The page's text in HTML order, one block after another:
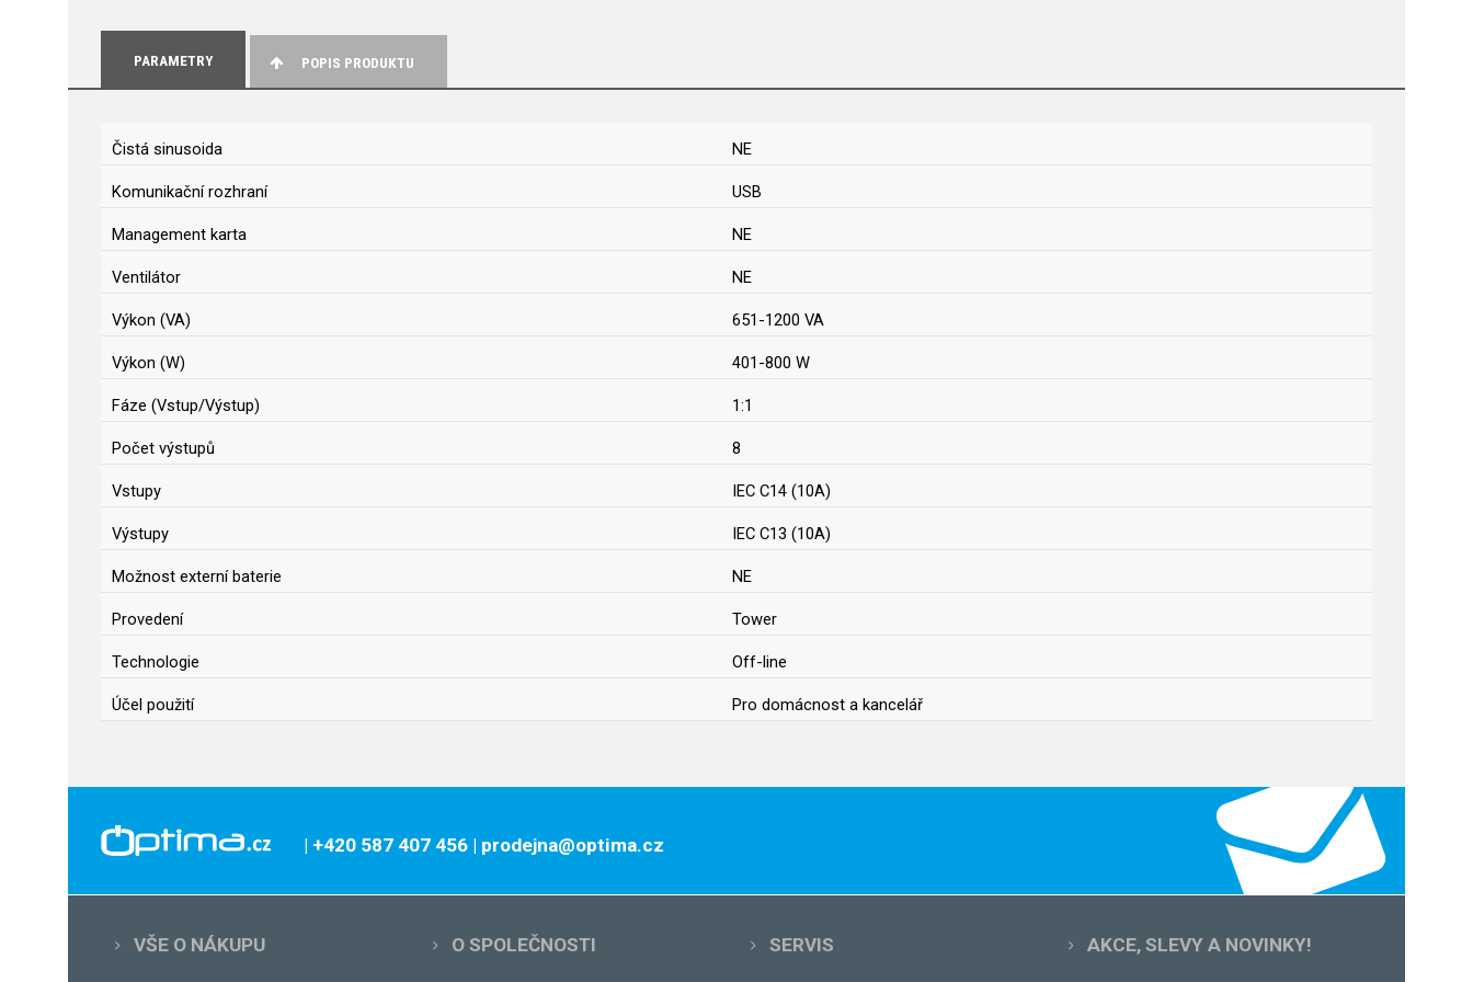
PARAMETRY POPIS PRODUKTU
Čistá sinusoida NE
Komunikační rozhraní USB
Management karta NE
Ventilátor NE
Výkon (VA) 651-1200 VA
Výkon (W) 401-800 W
Fáze (Vstup/Výstup) 1:1
Počet výstupů 8
Vstupy IEC C14 (10A)
Výstupy IEC C13 (10A)
Možnost externí baterie NE
Provedení Tower
Technologie Off-line
Účel použití Pro domácnost a kancelář
| +420 587 407 456 | prodejna@optima.cz
VŠE O NÁKUPU O SPOLEČNOSTI SERVIS AKCE, SLEVY A NOVINKY!